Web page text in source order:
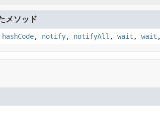
メソッド
hashCode, notify, notifyAll , wait , wait